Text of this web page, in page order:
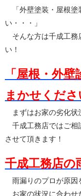
「外壁塗装・屋根塗
い・・・」
そんな方は千成工務
い！
「屋根・外
まかせくださ
まずはお家の劣化状
千成工務店ではご相
させて頂きます！
千成工務店の
雨漏りのプロが原因
お家の状況に合わせ